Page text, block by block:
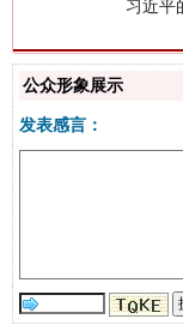
公众形象展示
发表感言：